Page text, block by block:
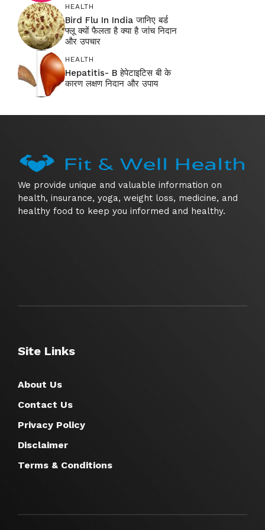
HEALTH
Bird Flu In India जानिए बर्ड
फ्लू क्यों फैलता है क्या है जांच निदान
और उपचार
HEALTH
Hepatitis- B हेपेटाइटिस बी के
कारण लक्षण निदान और उपाय
We provide unique and valuable information on
health, insurance, yoga, weight loss, medicine, and
healthy food to keep you informed and healthy.
Site Links
About Us
Contact Us
Privacy Policy
Disclaimer
Terms & Conditions